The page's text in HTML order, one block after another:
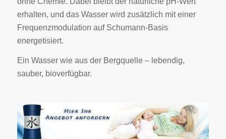
erhalten, und das Wasser wird zusätzlich mit einer
Frequenzmodulation auf Schumann-Basis
energetisiert.
Ein Wasser wie aus der Bergquelle – lebendig,
sauber, bioverfügbar.